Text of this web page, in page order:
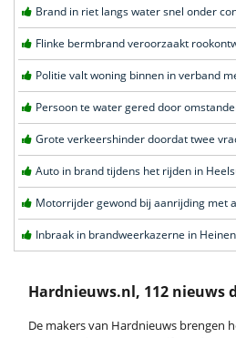
Brand in riet langs water snel onder
Persoon te water gered door
Auto in brand tijdens het rijden in
Motorrijder gewond bij aanrijding met
Inbraak in brandweerkazerne in
Hardnieuws.nl, 112 nieuws
De makers van Hardnieuws brengen